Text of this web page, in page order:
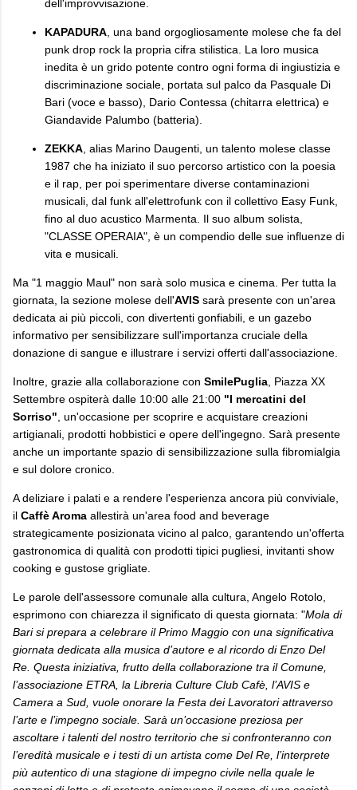
dell'improvvisazione.
KAPADURA , una band orgogliosamente molese che fa del
punk drop rock la propria cifra stilistica. La loro musica
inedita è un grido potente contro ogni forma di ingiustizia e
discriminazione sociale, portata sul palco da Pasquale Di
Bari (voce e basso), Dario Contessa (chitarra elettrica) e
Giandavide Palumbo (batteria).
ZEKKA , alias Marino Daugenti, un talento molese classe
1987 che ha iniziato il suo percorso artistico con la poesia
e il rap, per poi sperimentare diverse contaminazioni
musicali, dal funk all'elettrofunk con il collettivo Easy Funk,
fino al duo acustico Marmenta. Il suo album solista,
"CLASSE OPERAIA", è un compendio delle sue influenze di
vita e musicali.
Ma "1 maggio Maul" non sarà solo musica e cinema. Per tutta la
giornata, la sezione molese dell'AVIS sarà presente con un'area
dedicata ai più piccoli, con divertenti gonfiabili, e un gazebo
informativo per sensibilizzare sull'importanza cruciale della
donazione di sangue e illustrare i servizi offerti dall'associazione.
Inoltre, grazie alla collaborazione con SmilePuglia , Piazza XX
Settembre ospiterà dalle 10:00 alle 21:00 "I mercatini del
Sorriso" , un'occasione per scoprire e acquistare creazioni
artigianali, prodotti hobbistici e opere dell'ingegno. Sarà presente
anche un importante spazio di sensibilizzazione sulla fibromialgia
e sul dolore cronico.
A deliziare i palati e a rendere l'esperienza ancora più conviviale,
il Caffè Aroma allestirà un'area food and beverage
strategicamente posizionata vicino al palco, garantendo un'offerta
gastronomica di qualità con prodotti tipici pugliesi, invitanti show
cooking e gustose grigliate.
Le parole dell'assessore comunale alla cultura, Angelo Rotolo,
esprimono con chiarezza il significato di questa giornata: "Mola di
Bari si prepara a celebrare il Primo Maggio con una significativa
giornata dedicata alla musica d’autore e al ricordo di Enzo Del
Re. Questa iniziativa, frutto della collaborazione tra il Comune,
l’associazione ETRA, la Libreria Culture Club Cafè, l’AVIS e
Camera a Sud, vuole onorare la Festa dei Lavoratori attraverso
l’arte e l’impegno sociale. Sarà un’occasione preziosa per
ascoltare i talenti del nostro territorio che si confronteranno con
l’eredità musicale e i testi di un artista come Del Re, l’interprete
più autentico di una stagione di impegno civile nella quale le